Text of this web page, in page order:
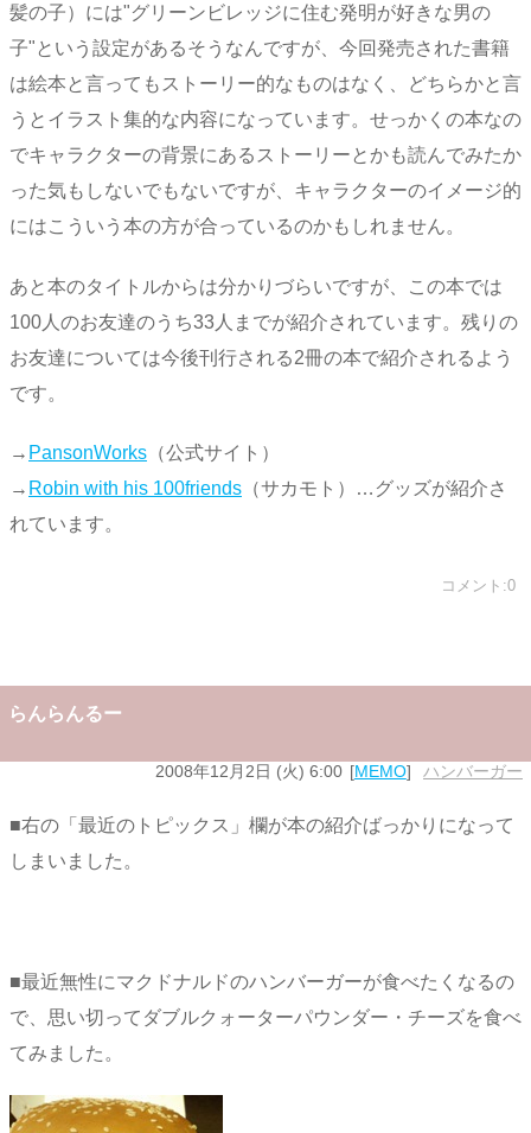
髪の子）には"グリーンビレッジに住む発明が好きな男の
子"という設定があるそうなんですが、今回発売された書籍
は絵本と言ってもストーリー的なものはなく、どちらかと言
うとイラスト集的な内容になっています。せっかくの本なの
でキャラクターの背景にあるストーリーとかも読んでみたか
った気もしないでもないですが、キャラクターのイメージ的
にはこういう本の方が合っているのかもしれません。
あと本のタイトルからは分かりづらいですが、この本では
100人のお友達のうち33人までが紹介されています。残りの
お友達については今後刊行される2冊の本で紹介されるよう
です。
→ PansonWorks （公式サイト）
→ Robin with his 100friends （サカモト）…グッズが紹介さ
れています。
コメント:0
らんらんるー
2008年12月2日 (火) 6:00 MEMO ハンバーガー
■右の「最近のトピックス」欄が本の紹介ばっかりになって
しまいました。
■最近無性にマクドナルドのハンバーガーが食べたくなるの
で、思い切ってダブルクォーターパウンダー・チーズを食べ
てみました。